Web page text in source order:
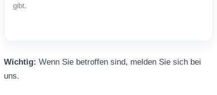
Wichtig: Wenn Sie betroffen sind, melden Sie sich bei
uns.